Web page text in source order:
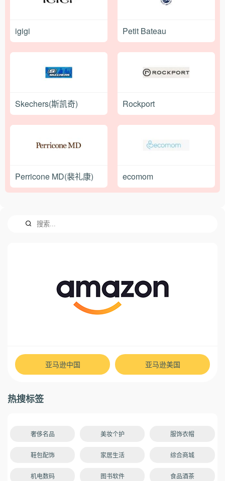
igigi Petit Bateau
Skechers(斯凯奇) Rockport
Perricone MD(裴礼康) ecomom
亚马逊中国 亚马逊美国
热搜标签
奢侈名品 美妆个护 服饰衣帽
鞋包配饰 家居生活 综合商城
机电数码 图书软件 食品酒茶